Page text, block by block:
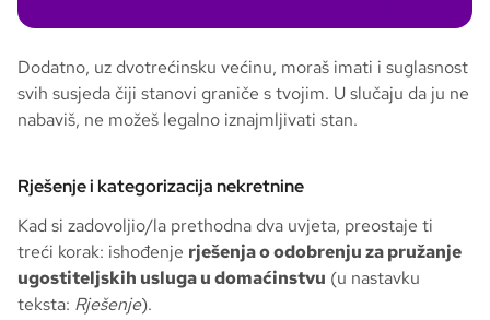
Dodatno, uz dvotrećinsku većinu, moraš imati i suglasnost
svih susjeda čiji stanovi graniče s tvojim. U slučaju da ju ne
nabaviš, ne možeš legalno iznajmljivati stan.
Rješenje i kategorizacija nekretnine
Kad si zadovoljio/la prethodna dva uvjeta, preostaje ti
treći korak: ishođenje rješenja o odobrenju za pružanje
ugostiteljskih usluga u domaćinstvu (u nastavku
teksta: Rješenje).